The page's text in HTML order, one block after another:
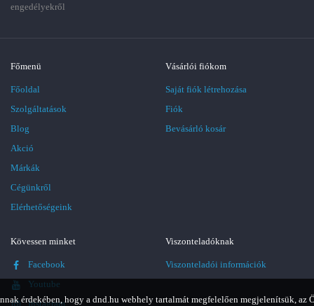
érdekében, hogy a dnd.hu webhely tartalmát megfelelően megjelenítsük, az
engedélyekről
Főmenü
Főoldal
Szolgáltatások
Blog
Akció
Márkák
Cégünkről
Elérhetőségeink
Vásárlói fiókom
Saját fiók létrehozása
Fiók
Bevásárló kosár
Kövessen minket
Facebook
Youtube
Instagram
Viszonteladóknak
Viszonteladói információk